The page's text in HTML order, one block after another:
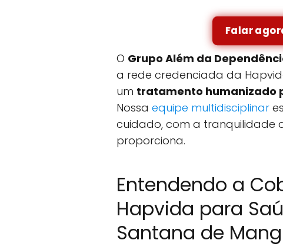
Falar
O Grupo Além da
a rede credenciada da
um tratamento humanizado
Nossa equipe multidisciplinar
cuidado, com a tranquilidade
proporciona.
Entendendo a
Hapvida para
Santana de